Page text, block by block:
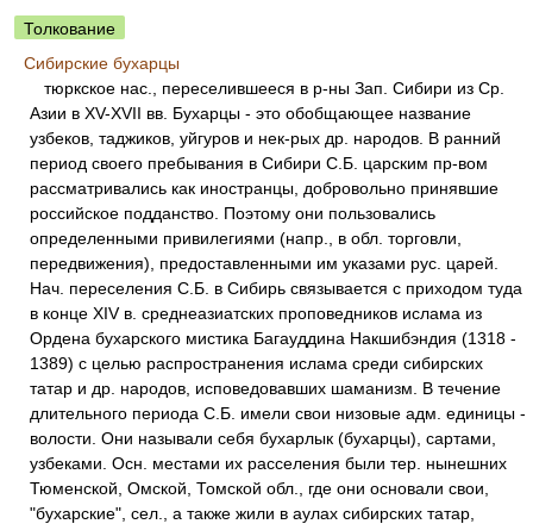
Толкование
Сибирские бухарцы
тюркское нас., переселившееся в р-ны Зап. Сибири из Ср.
Азии в XV-XVII вв. Бухарцы - это обобщающее название
узбеков, таджиков, уйгуров и нек-рых др. народов. В ранний
период своего пребывания в Сибири С.Б. царским пр-вом
рассматривались как иностранцы, добровольно принявшие
российское подданство. Поэтому они пользовались
определенными привилегиями (напр., в обл. торговли,
передвижения), предоставленными им указами рус. царей.
Нач. переселения С.Б. в Сибирь связывается с приходом туда
в конце XIV в. среднеазиатских проповедников ислама из
Ордена бухарского мистика Багауддина Накшибэндия (1318 -
1389) с целью распространения ислама среди сибирских
татар и др. народов, исповедовавших шаманизм. В течение
длительного периода С.Б. имели свои низовые адм. единицы -
волости. Они называли себя бухарлык (бухарцы), сартами,
узбеками. Осн. местами их расселения были тер. нынешних
Тюменской, Омской, Томской обл., где они основали свои,
"бухарские", сел., а также жили в аулах сибирских татар,